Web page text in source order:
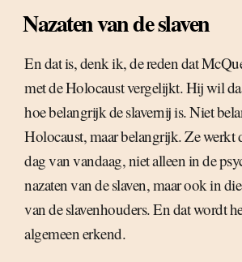
Nazaten van de slaven
En dat is, denk ik, de reden dat
met de Holocaust vergelijkt. Hij wil
hoe belangrijk de slavernij is. Niet
Holocaust, maar belangrijk. Ze werkt
dag van vandaag, niet alleen in de
nazaten van de slaven, maar ook in
van de slavenhouders. En dat wordt
algemeen erkend.